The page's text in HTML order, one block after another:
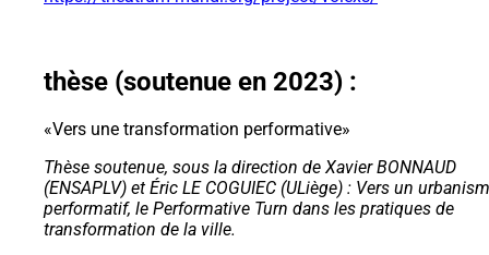
thèse (soutenue en 2023) :
«Vers une transformation performative»
Thèse soutenue, sous la direction de Xavier BONNAUD
(ENSAPLV) et Éric LE COGUIEC (ULiège) : Vers un
performatif, le Performative Turn dans les pratiques de
transformation de la ville.